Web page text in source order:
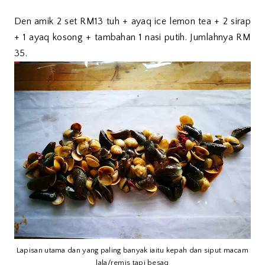
Den amik 2 set RM13 tuh + ayaq ice lemon tea + 2 sirap
+ 1 ayaq kosong + tambahan 1 nasi putih. Jumlahnya RM
35.
Lapisan utama dan yang paling banyak iaitu kepah dan siput macam
lala/remis tapi besaq